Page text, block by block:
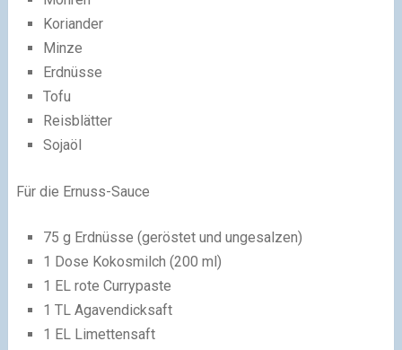
Koriander
Minze
Erdnüsse
Tofu
Reisblätter
Sojaöl
Für die Ernuss-Sauce
75 g Erdnüsse (geröstet und ungesalzen)
1 Dose Kokosmilch (200 ml)
1 EL rote Currypaste
1 TL Agavendicksaft
1 EL Limettensaft